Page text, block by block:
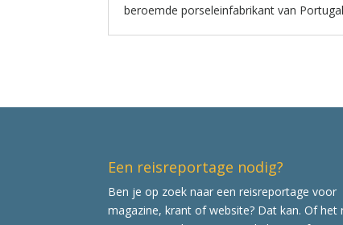
beroemde porseleinfabrikant van
Een reisreportage nodig?
Ben je op zoek naar een reisreportage voor
magazine, krant of website? Dat kan. Of het